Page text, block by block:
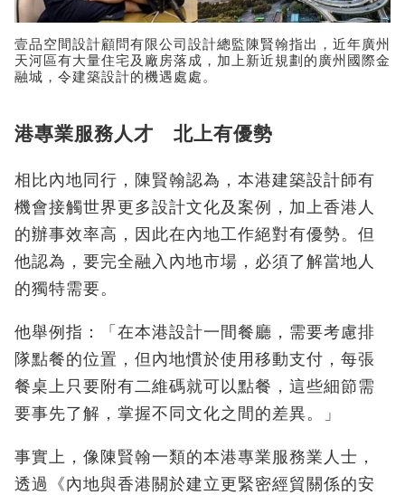
壹品空間設計顧問有限公司設計總監陳賢翰指出，近年廣州
天河區有大量住宅及廠房落成，加上新近規劃的廣州國際金
融城，令建築設計的機遇處處。
港專業服務人才 北上有優勢
相比內地同行，陳賢翰認為，本港建築設計師有
機會接觸世界更多設計文化及案例，加上香港人
的辦事效率高，因此在內地工作絕對有優勢。但
他認為，要完全融入內地市場，必須了解當地人
的獨特需要。
他舉例指：「在本港設計一間餐廳，需要考慮排
隊點餐的位置，但內地慣於使用移動支付，每張
餐桌上只要附有二維碼就可以點餐，這些細節需
要事先了解，掌握不同文化之間的差異。」
事實上，像陳賢翰一類的本港專業服務業人士，
透過《內地與香港關於建立更緊密經貿關係的安